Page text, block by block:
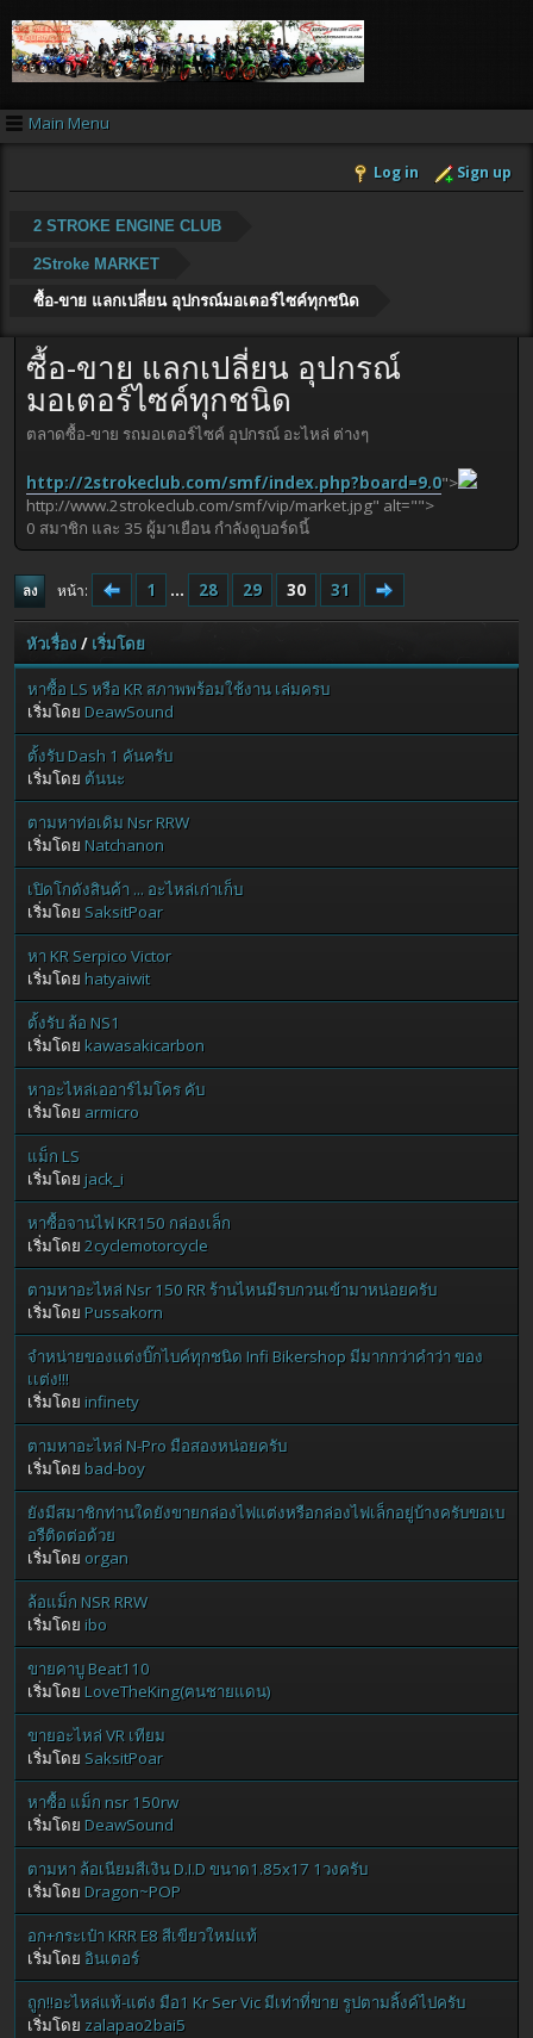
Main Menu
Log in Sign up
2 STROKE ENGINE CLUB
2Stroke MARKET
ซื้อ-ขาย แลกเปลี่ยน อุปกรณ์มอเตอร์ไซค์ทุกชนิด
ซื้อ-ขาย แลกเปลี่ยน อุปกรณ์
มอเตอร์ไซค์ทุกชนิด
ตลาดซื้อ-ขาย รถมอเตอร์ไซค์ อุปกรณ์ อะไหล่ ต่างๆ
http://2strokeclub.com/smf/index.php?board=9.0">
http://www.2strokeclub.com/smf/vip/market.jpg" alt="">
0 สมาชิก และ 35 ผู้มาเยือน กำลังดูบอร์ดนี้
ลง หน้า 1 ... 28 29 30 31
หัวเรื่อง/ เริ่มโดย
หาซื้อ LS หรือ KR สภาพพร้อมใช้งาน เล่มครบ
เริ่มโดย DeawSound
ตั้งรับ Dash 1 คันครับ
เริ่มโดย ต้นนะ
ตามหาท่อเดิม Nsr RRW
เริ่มโดย Natchanon
เปิดโกดังสินค้า ... อะไหล่เก่าเก็บ
เริ่มโดย SaksitPoar
หา KR Serpico Victor
เริ่มโดย hatyaiwit
ตั้งรับ ล้อ NS1
เริ่มโดย kawasakicarbon
หาอะไหล่เออาร์ไมโคร คับ
เริ่มโดย armicro
แม็ก LS
เริ่มโดย jack_i
หาซื้อจานไฟ KR150 กล่องเล็ก
เริ่มโดย 2cyclemotorcycle
ตามหาอะไหล่ Nsr 150 RR ร้านไหนมีรบกวนเข้ามาหน่อยครับ
เริ่มโดย Pussakorn
จำหน่ายของแต่งบิ๊กไบค์ทุกชนิด Infi Bikershop มีมากกว่าคำว่า ของ
เเต่ง!!!
เริ่มโดย infinety
ตามหาอะไหล่ N-Pro มือสองหน่อยครับ
เริ่มโดย bad-boy
ยังมีสมาชิกท่านใดยังขายกล่องไฟแต่งหรือกล่องไฟเล็กอยู่บ้างครับขอเบ
อรืติดต่อด้วย
เริ่มโดย organ
ล้อแม็ก NSR RRW
เริ่มโดย ibo
ขายคาบู Beat110
เริ่มโดย LoveTheKing(ฅนชายแดน)
ขายอะไหล่ VR เทียม
เริ่มโดย SaksitPoar
หาซื้อ แม็ก nsr 150rw
เริ่มโดย DeawSound
ตามหา ล้อเนียมสีเงิน D.I.D ขนาด1.85x17 1วงครับ
เริ่มโดย Dragon~POP
อก+กระเป๋า KRR E8 สีเขียวใหม่แท้
เริ่มโดย อินเตอร์
ถูก!!อะไหล่แท้-แต่ง มือ1 Kr Ser Vic มีเท่าที่ขาย รูปตามลิ้งค์ไปครับ
เริ่มโดย zalapao2bai5